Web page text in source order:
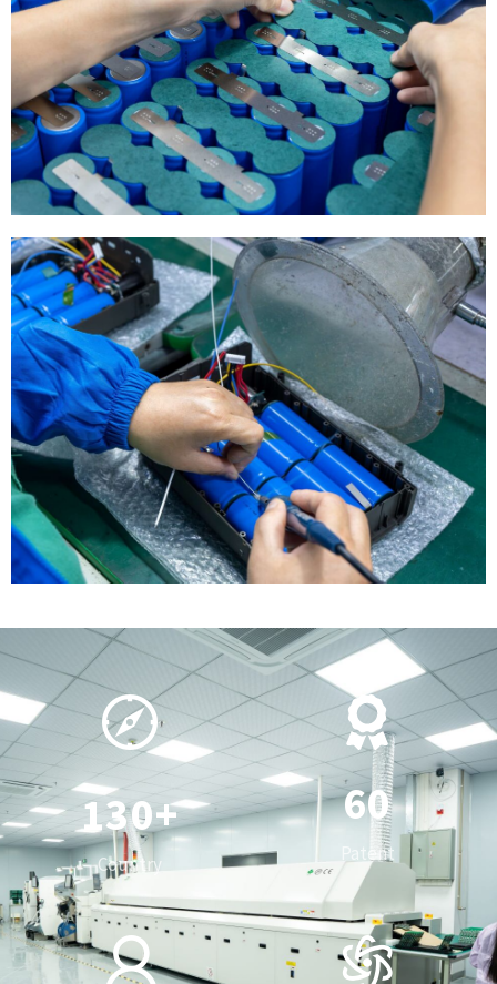
0
1
2
3
4
0
1
2
3
4
5
6
0
1
2
3
+
Country
0
1
2
3
4
5
6
7
8
9
0
1
3
Patent
0
0
1